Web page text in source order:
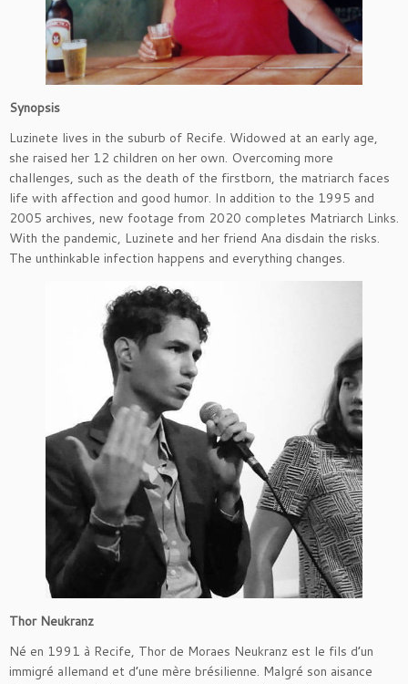
Synopsis
Luzinete lives in the suburb of Recife. Widowed at an early age,
she raised her 12 children on her own. Overcoming more
challenges, such as the death of the firstborn, the matriarch faces
life with affection and good humor. In addition to the 1995 and
2005 archives, new footage from 2020 completes Matriarch Links.
With the pandemic, Luzinete and her friend Ana disdain the risks.
The unthinkable infection happens and everything changes.
Thor Neukranz
Né en 1991 à Recife, Thor de Moraes Neukranz est le fils d’un
immigré allemand et d’une mère brésilienne. Malgré son aisance